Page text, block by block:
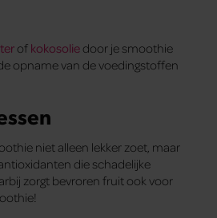
of kokosolie door je smoothie
opname van de voedingstoffen
niet alleen lekker zoet, maar
die schadelijke
zorgt bevroren fruit ook voor